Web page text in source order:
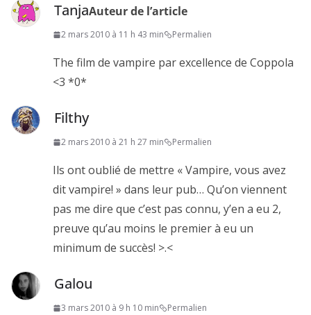
TanjaAuteur de l’article
2 mars 2010 à 11 h 43 min Permalien
The film de vampire par excellence de Coppola
<3 *0*
Filthy
2 mars 2010 à 21 h 27 min Permalien
Ils ont oublié de mettre « Vampire, vous avez
dit vampire! » dans leur pub… Qu’on viennent
pas me dire que c’est pas connu, y’en a eu 2,
preuve qu’au moins le premier à eu un
minimum de succès! >.<
Galou
3 mars 2010 à 9 h 10 min Permalien